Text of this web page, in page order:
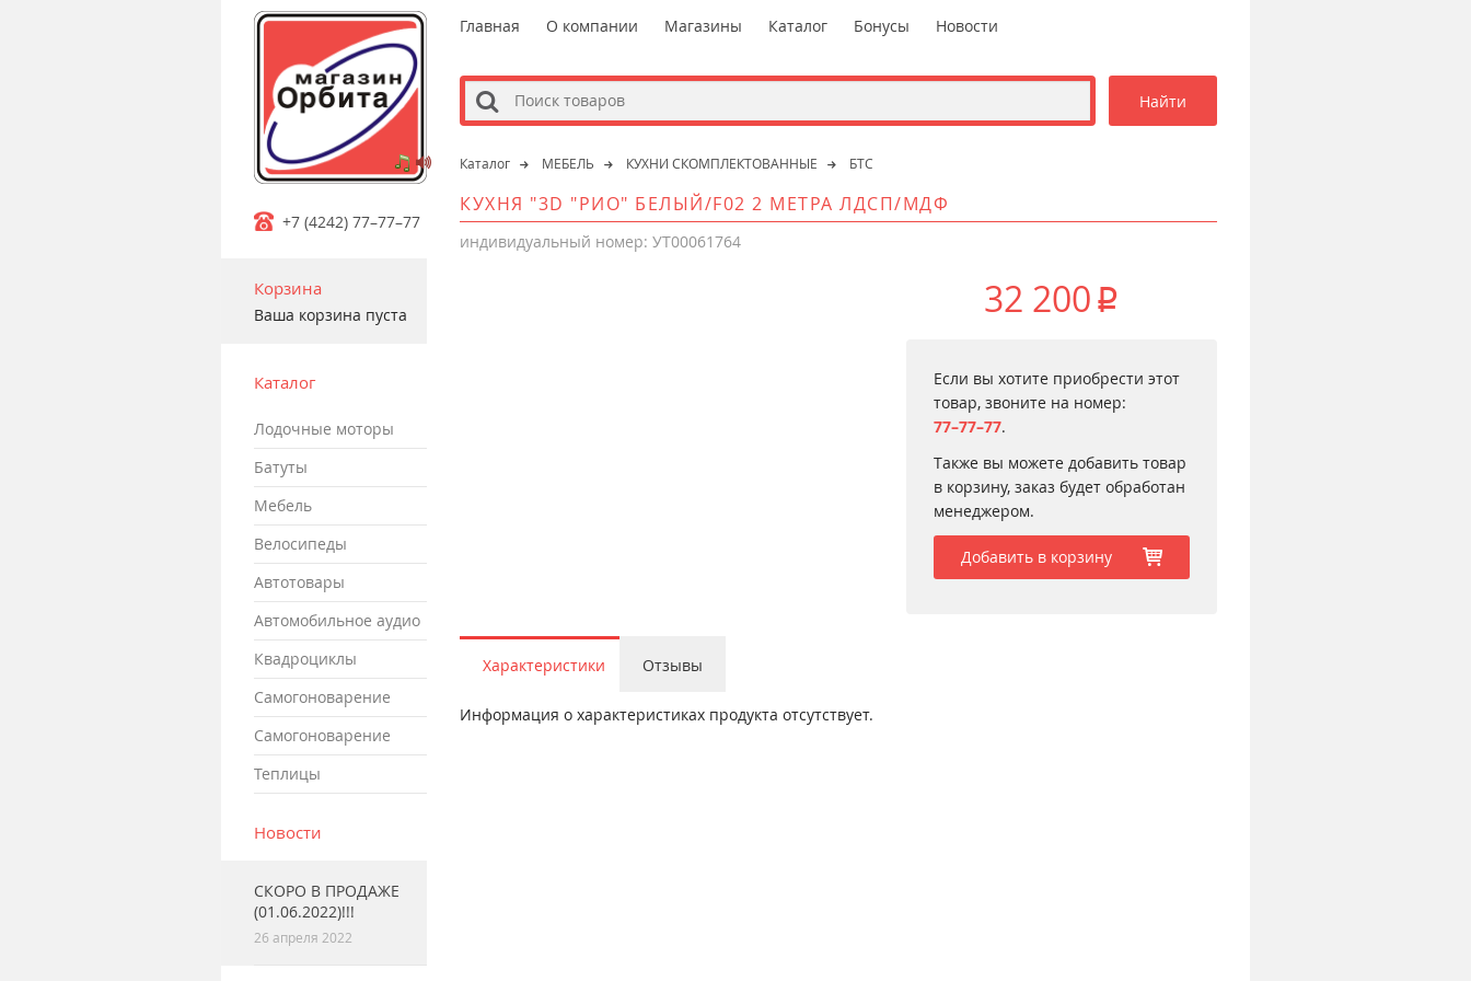
m
+7 (4242) 77–77–77
Корзина
Ваша корзина пуста
Каталог
лодочные моторы
батуты
мебель
велосипеды
автотовары
автомобильное аудио
квадроциклы
самогоноварение
самогоноварение
теплицы
Новости
СКОРО В ПРОДАЖЕ
(01.06.2022)!!!
26 апреля 2022
Главная О компании Магазины Каталог Бонусы Новости
s
Каталог МЕБЕЛЬ КУХНИ СКОМПЛЕКТОВАННЫЕ БТС
КУХНЯ "3D "РИО" БЕЛЫЙ/F02 2 МЕТРА ЛДСП/МДФ
индивидуальный номер: УТ00061764
32 200 p
Если вы хотите приобрести этот
товар, звоните на номер:
77–77–77.
Также вы можете добавить товар
в корзину, заказ будет обработан
менеджером.
Добавить в корзину b
Характеристики
Информация о характеристиках продукта отсутствует.
Отзывы